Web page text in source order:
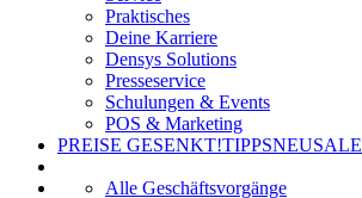
Praktisches
Deine Karriere
Densys Solutions
Presseservice
Schulungen & Events
POS & Marketing
PREISE GESENKT!TIPPSNEUSALE
Alle Geschäftsvorgänge